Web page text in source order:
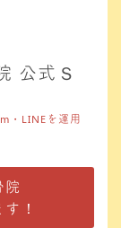
公式Ｓ
・LINEを運用
院
！